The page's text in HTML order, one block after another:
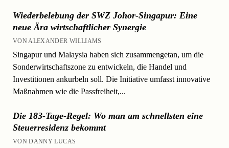
Wiederbelebung der SWZ Johor-Singapur: Eine
neue Ära wirtschaftlicher Synergie
VON ALEXANDER WILLIAMS
Singapur und Malaysia haben sich zusammengetan, um die
Sonderwirtschaftszone zu entwickeln, die Handel und
Investitionen ankurbeln soll. Die Initiative umfasst innovative
Maßnahmen wie die Passfreiheit,...
Die 183-Tage-Regel: Wo man am schnellsten eine
Steuerresidenz bekommt
VON DANNY LUCAS